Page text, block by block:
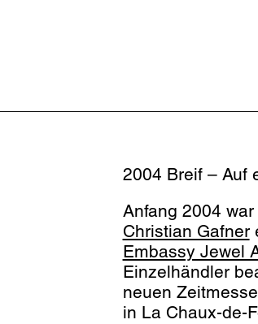
2004 Breif – Auf
Anfang 2004
Christian Gafner
Embassy Jewel
Einzelhändler
neuen
in La Chaux-de-